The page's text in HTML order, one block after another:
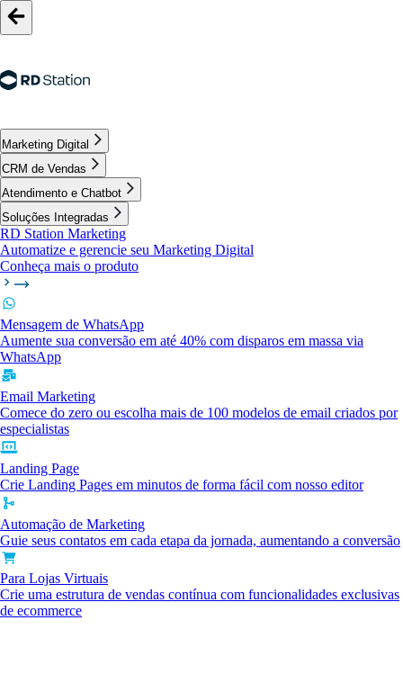
Marketing Digital
CRM de Vendas
Atendimento e Chatbot
Soluções Integradas
RD Station Marketing
Automatize e gerencie seu Marketing Digital
Conheça mais o produto
Mensagem de WhatsApp
Aumente sua conversão em até 40% com disparos em massa via
WhatsApp
Email Marketing
Comece do zero ou escolha mais de 100 modelos de email criados por
especialistas
Landing Page
Crie Landing Pages em minutos de forma fácil com nosso editor
Automação de Marketing
Guie seus contatos em cada etapa da jornada, aumentando a conversão
Para Lojas Virtuais
Crie uma estrutura de vendas contínua com funcionalidades exclusivas
de ecommerce